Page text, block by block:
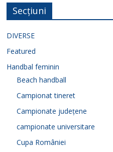
Secțiuni
DIVERSE
Featured
Handbal feminin
Beach handball
Campionat tineret
Campionate județene
campionate universitare
Cupa României